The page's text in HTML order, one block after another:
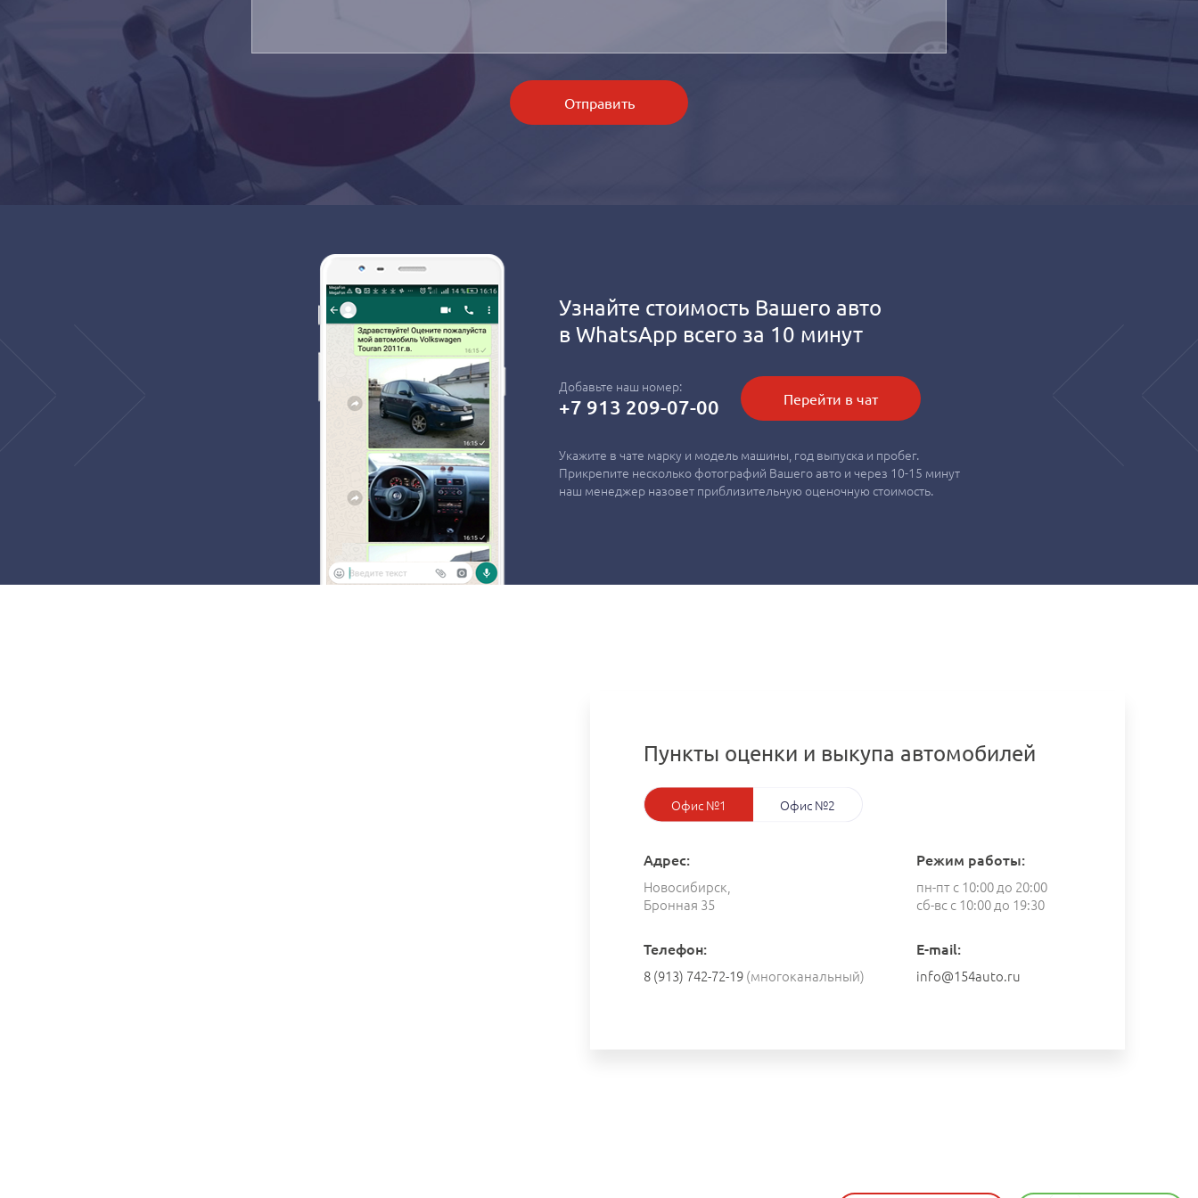
Отправить
Узнайте стоимость Вашего авто
в WhatsApp всего за 10 минут
Добавьте наш номер:
+7 913 209-07-00 Перейти в чат
Укажите в чате марку и модель машины, год выпуска и пробег.
Прикрепите несколько фотографий Вашего авто и через 10-15 минут
наш менеджер назовет приблизительную оценочную стоимость.
Пункты оценки и выкупа автомобилей
Офис №1 Офис №2
Адрес:
Новосибирск,
Бронная 35
Режим работы:
пн-пт с 10:00 до 20:00
сб-вс с 10:00 до 19:30
Телефон:
8 (913) 742-72-19(многоканальный)
E-mail:
info@154auto.ru